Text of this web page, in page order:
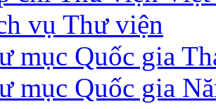
vụ Thư viện
mục Quốc gia
mục Quốc gia